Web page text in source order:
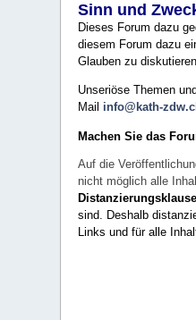
Sinn und
Dieses Forum dazu
diesem Forum dazu
Glauben zu
Unseriöse Themen
Mail info@kath-
Machen Sie das
Auf die
nicht möglich alle
sind. Deshalb
Links und für alle